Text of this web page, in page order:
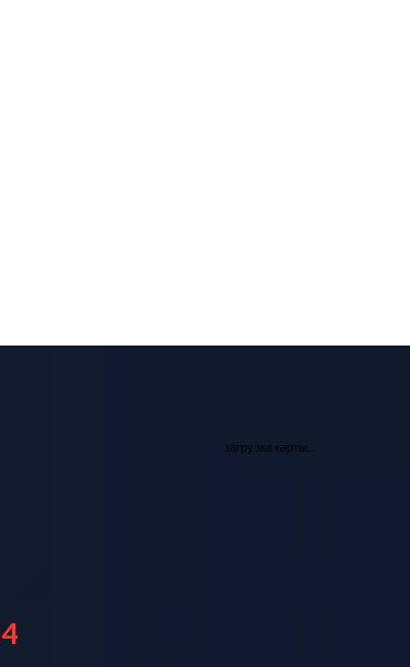
загрузка карты...